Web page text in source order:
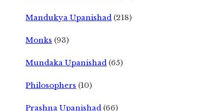
Mandukya Upanishad (218)
Monks (93)
Mundaka Upanishad (65)
Philosophers (10)
Prashna Upanishad (66)